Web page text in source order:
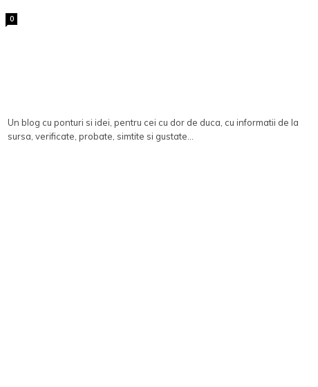
0
Un blog cu ponturi si idei, pentru cei cu dor de duca, cu informatii de la
sursa, verificate, probate, simtite si gustate...